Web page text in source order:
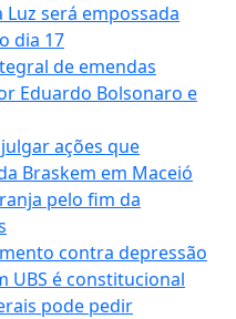
Luz será empossada
dia 17
de emendas
Eduardo Bolsonaro e
ações que
Braskem em Maceió
pelo fim da
contra depressão
UBS é constitucional
pode pedir